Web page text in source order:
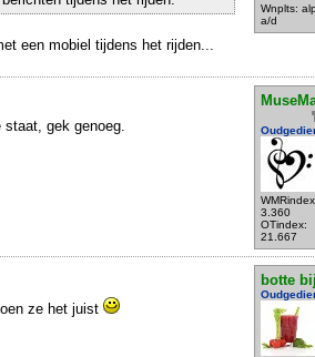
Wnplts:
a/d
een mobiel tijdens het rijden...
3.360
OTindex:
21.667
gek genoeg.
botte
ze het juist